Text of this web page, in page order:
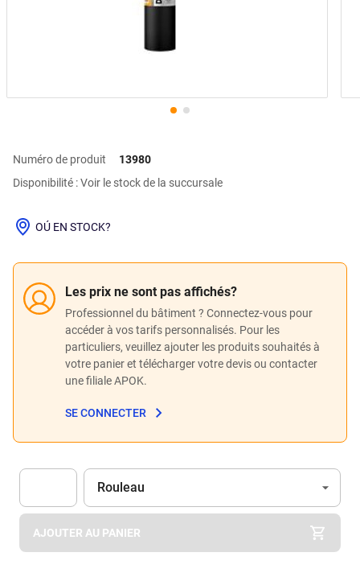
Numéro de produit
13980
Disponibilité : Voir le stock de la succursale
Les prix ne sont pas affichés?
Professionnel du bâtiment ? Connectez-vous pour
accéder à vos tarifs personnalisés. Pour les
particuliers, veuillez ajouter les produits souhaités à
votre panier et télécharger votre devis ou contacter
une filiale APOK.
SE CONNECTER
OÚ EN STOCK?
Apok.Product.Detail.AddToCart.Quantity (Optionnel)
Unité
Rouleau
AJOUTER AU PANIER